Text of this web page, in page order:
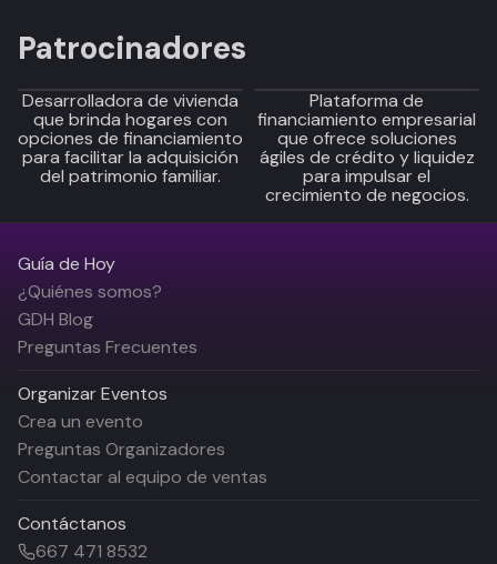
Patrocinadores
Desarrolladora de vivienda
que brinda hogares con
opciones de financiamiento
para facilitar la adquisición
del patrimonio familiar.
Plataforma de
financiamiento empresarial
que ofrece soluciones
ágiles de crédito y liquidez
para impulsar el
crecimiento de negocios.
Guía de Hoy
¿Quiénes somos?
GDH Blog
Preguntas Frecuentes
Organizar Eventos
Crea un evento
Preguntas Organizadores
Contactar al equipo de ventas
Contáctanos
667 471 8532